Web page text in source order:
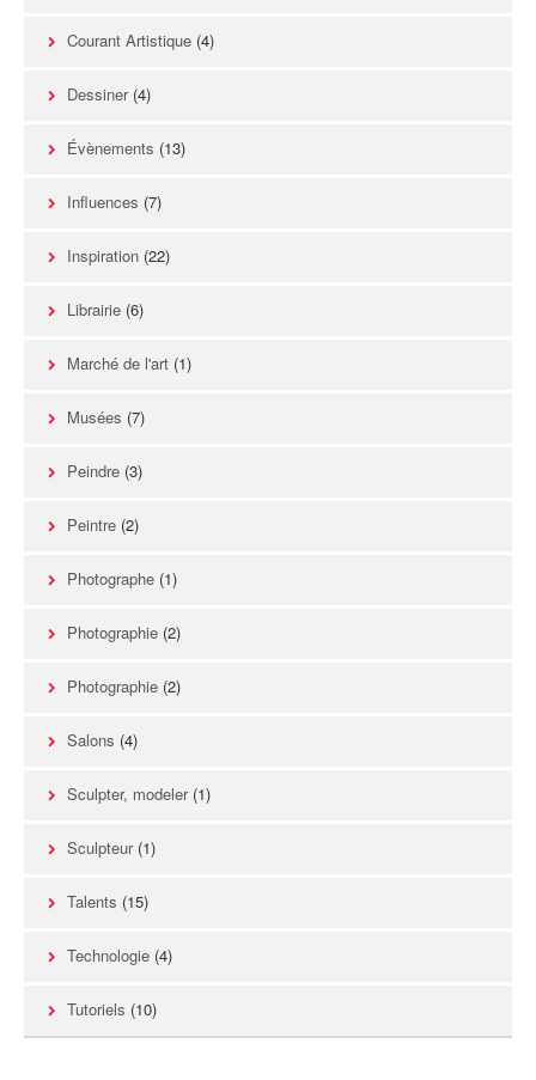
Courant Artistique (4)
Dessiner(4)
Évènements (13)
Influences (7)
Inspiration (22)
Librairie (6)
Marché de l'art (1)
Musées (7)
Peindre (3)
Peintre (2)
Photographe (1)
Photographie (2)
Photographie (2)
Salons (4)
Sculpter, modeler(1)
Sculpteur(1)
Talents (15)
Technologie (4)
Tutoriels (10)